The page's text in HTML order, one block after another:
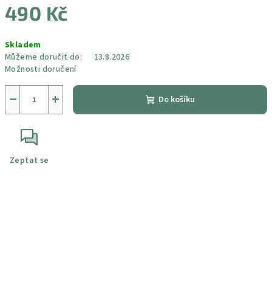
490 Kč
cena:
Skladem
Můžeme doručit do:
13.8.2026
Možnosti doručení
+
− Do košíku
Zeptat se